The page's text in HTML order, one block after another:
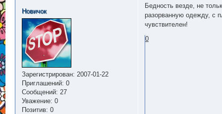
Новичок
Зарегистрирован: 2007-01-22
Приглашений: 0
Сообщений: 27
Уважение: 0
Позитив: 0
Бедность везде, не
разорванную одежду, с
чувствителен!
0